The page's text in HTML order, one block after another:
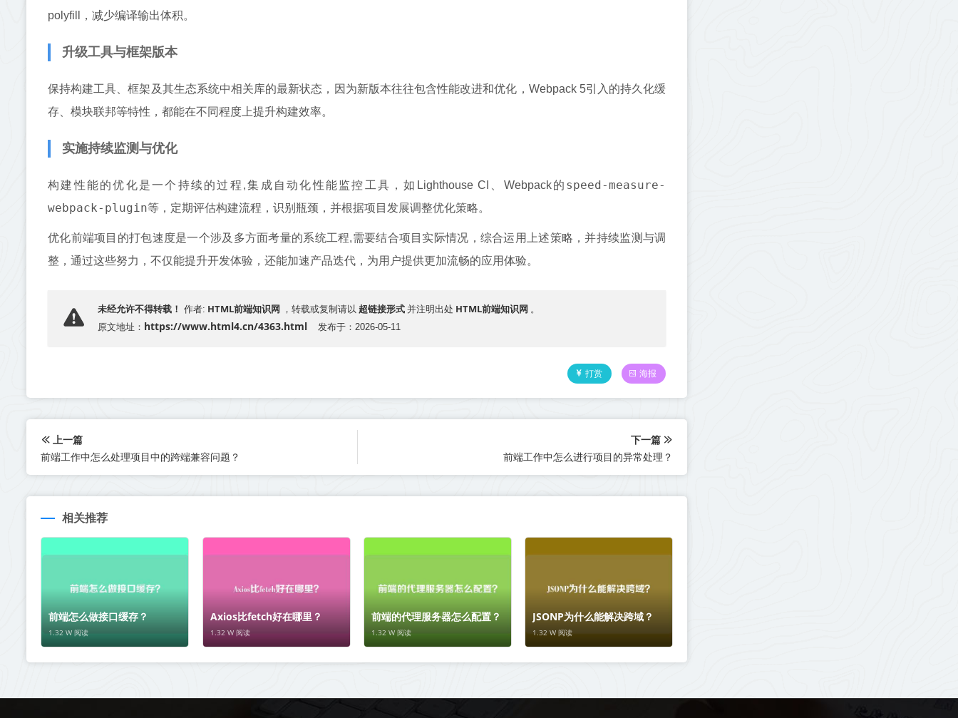
polyfill，减少编译输出体积。
升级工具与框架版本
保持构建工具、框架及其生态系统中相关库的最新状态，因为新版本往往包含性能改进和优化，Webpack 5引入的持久化缓
存、模块联邦等特性，都能在不同程度上提升构建效率。
实施持续监测与优化
构建性能的优化是一个持续的过程,集成自动化性能监控工具，如Lighthouse CI、Webpack的 speed-measure-
webpack-plugin等，定期评估构建流程，识别瓶颈，并根据项目发展调整优化策略。
优化前端项目的打包速度是一个涉及多方面考量的系统工程,需要结合项目实际情况，综合运用上述策略，并持续监测与调
整，通过这些努力，不仅能提升开发体验，还能加速产品迭代，为用户提供更加流畅的应用体验。
未经允许不得转载！ 作者: HTML前端知识网 ，转载或复制请以 超链接形式 并注明出处 HTML前端知识网 。
原文地址： https://www.html4.cn/4363.html 发布于：2026-05-11
打赏 海报
上一篇
前端工作中怎么处理项目中的跨端兼容问题？
下一篇
前端工作中怎么进行项目的异常处理？
相关推荐
前端怎么做接口缓存？
1.32 W 阅读
Axios比fetch好在哪里？
1.32 W 阅读
前端的代理服务器怎么配置？
1.32 W 阅读
JSONP为什么能解决跨域？
1.32 W 阅读